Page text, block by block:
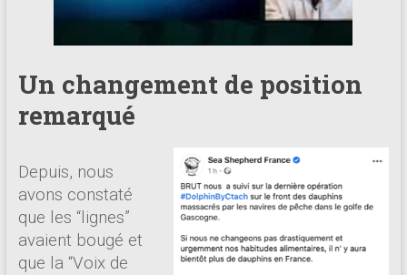
Un changement de position
remarqué
Depuis, nous
avons constaté
que les “lignes”
avaient bougé et
que la “Voix de